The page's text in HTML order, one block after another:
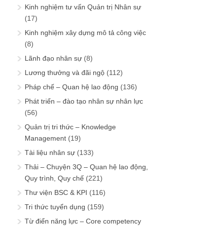
Kinh nghiệm tư vấn Quản trị Nhân sự
(17)
Kinh nghiệm xây dựng mô tả công việc
(8)
Lãnh đạo nhân sự (8)
Lương thưởng và đãi ngộ (112)
Pháp chế – Quan hệ lao động (136)
Phát triển – đào tạo nhân sự nhân lực
(56)
Quản trị tri thức – Knowledge
Management (19)
Tài liệu nhân sự (133)
Thải – Chuyện 3Q – Quan hệ lao động,
Quy trình, Quy chế (221)
Thư viện BSC & KPI (116)
Tri thức tuyển dụng (159)
Từ điển năng lực – Core competency